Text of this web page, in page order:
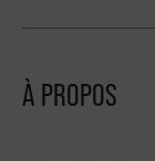
À PROPOS